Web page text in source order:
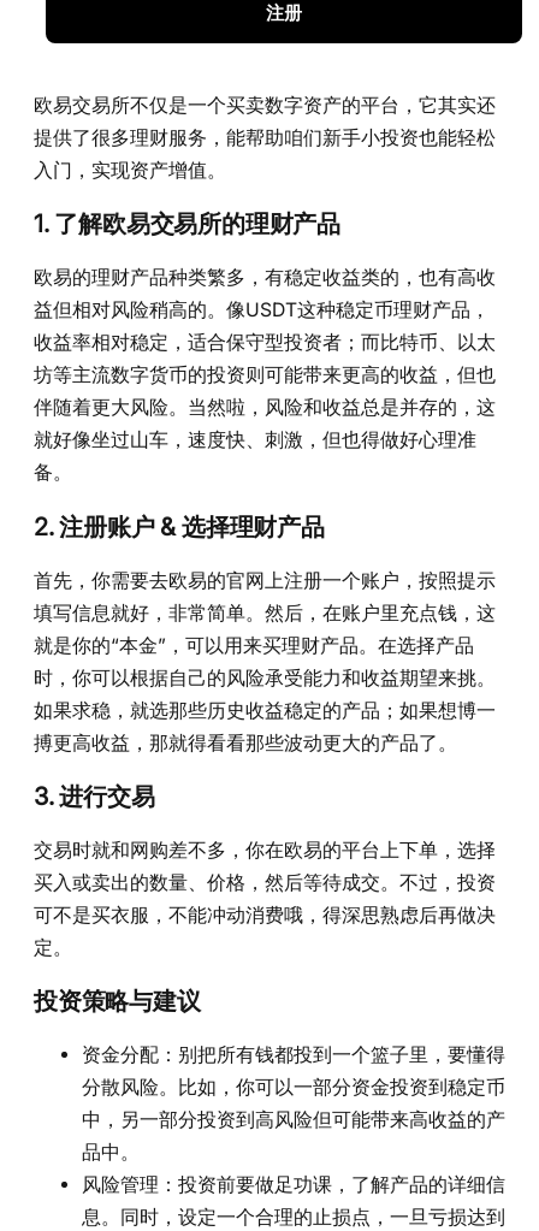
注册
欧易交易所不仅是一个买卖数字资产的平台，它其实还
提供了很多理财服务，能帮助咱们新手小投资也能轻松
入门，实现资产增值。
1. 了解欧易交易所的理财产品
欧易的理财产品种类繁多，有稳定收益类的，也有高收
益但相对风险稍高的。像USDT这种稳定币理财产品，
收益率相对稳定，适合保守型投资者；而比特币、以太
坊等主流数字货币的投资则可能带来更高的收益，但也
伴随着更大风险。当然啦，风险和收益总是并存的，这
就好像坐过山车，速度快、刺激，但也得做好心理准
备。
2. 注册账户 & 选择理财产品
首先，你需要去欧易的官网上注册一个账户，按照提示
填写信息就好，非常简单。然后，在账户里充点钱，这
就是你的“本金”，可以用来买理财产品。在选择产品
时，你可以根据自己的风险承受能力和收益期望来挑。
如果求稳，就选那些历史收益稳定的产品；如果想博一
搏更高收益，那就得看看那些波动更大的产品了。
3. 进行交易
交易时就和网购差不多，你在欧易的平台上下单，选择
买入或卖出的数量、价格，然后等待成交。不过，投资
可不是买衣服，不能冲动消费哦，得深思熟虑后再做决
定。
投资策略与建议
资金分配：别把所有钱都投到一个篮子里，要懂得
分散风险。比如，你可以一部分资金投资到稳定币
中，另一部分投资到高风险但可能带来高收益的产
品中。
风险管理：投资前要做足功课，了解产品的详细信
息。同时，设定一个合理的止损点，一旦亏损达到